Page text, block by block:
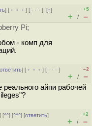
] [ ﹢﹢﹢] [ · · ·][↑]
+5
+ / –
Pi;
- комп для
ответить] [ ﹢﹢﹢] [ · · ·]
–2
+ / –
реального айпи рабочей
] [^^] [^^^] [ответить]
+2
+ / –